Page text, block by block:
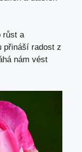
růst a
přináší radost z
nám vést